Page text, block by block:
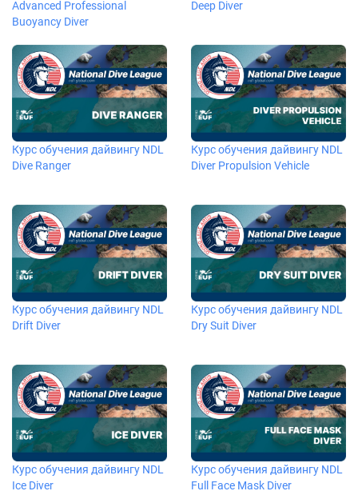
Advanced Professional
Buoyancy Diver
Deep Diver
Курс обучения дайвингу NDL
Dive Ranger
Курс обучения дайвингу NDL
Diver Propulsion Vehicle
Курс обучения дайвингу NDL
Drift Diver
Курс обучения дайвингу NDL
Dry Suit Diver
Курс обучения дайвингу NDL
Ice Diver
Курс обучения дайвингу NDL
Full Face Mask Diver